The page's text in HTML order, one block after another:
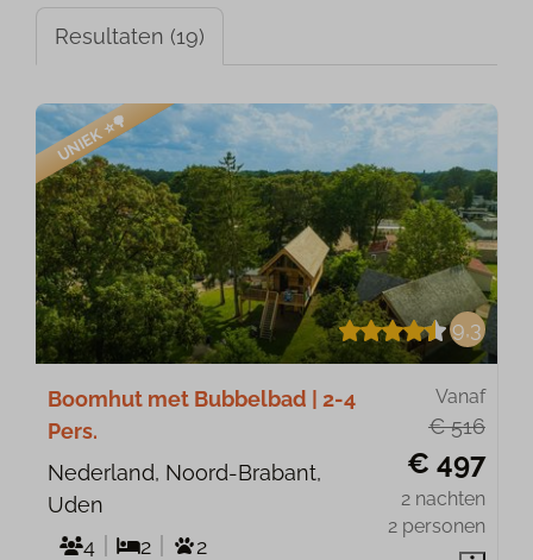
Resultaten (19)
UNIEK ⭐️🌳
9,3
Vanaf
€ 516
€ 497
2 nachten
2 personen
Boomhut met Bubbelbad | 2-4
Pers.
Nederland, Noord-Brabant,
Uden
4
2 2